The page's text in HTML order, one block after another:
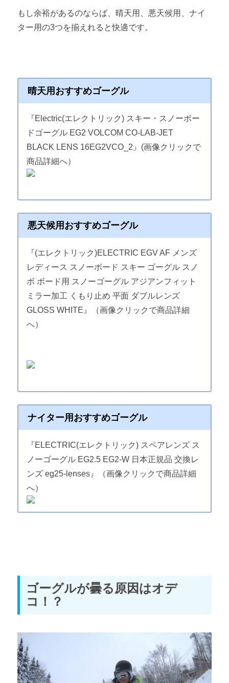
もし余裕があるのならば、晴天用、悪天候用、ナイ
ター用の3つを揃えれると快適です。
晴天用おすすめゴーグル
『Electric(エレクトリック) スキー・スノーボー
ドゴーグル EG2 VOLCOM CO-LAB-JET
BLACK LENS 16EG2VCO_2』(画像クリックで
商品詳細へ）
悪天候用おすすめゴーグル
『(エレクトリック)ELECTRIC EGV AF メンズ
レディース スノーボード スキー ゴーグル スノ
ボ ボード用 スノーゴーグル アジアンフィット
ミラー加工 くもり止め 平面 ダブルレンズ
GLOSS WHITE』（画像クリックで商品詳細
へ）
ナイター用おすすめゴーグル
『ELECTRIC(エレクトリック) スペアレンズ ス
ノーゴーグル EG2.5 EG2-W 日本正規品 交換レ
ンズ eg25-lenses』（画像クリックで商品詳細
へ）
ゴーグルが曇る原因はオデ
コ！？